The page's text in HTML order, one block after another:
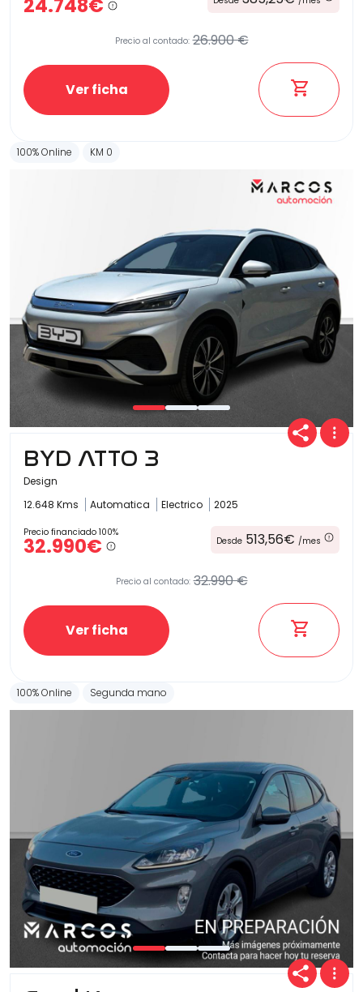
24.748€
Precio al contado: 26.900 €
Ver ficha
100% Online KM 0
BYD ATTO 3
Design
12.648 Kms
Automatica Electrico 2025
Precio financiado 100%
32.990€ Desde 513,56€ /mes
Precio al contado: 32.990 €
Ver ficha
100% Online Segunda mano